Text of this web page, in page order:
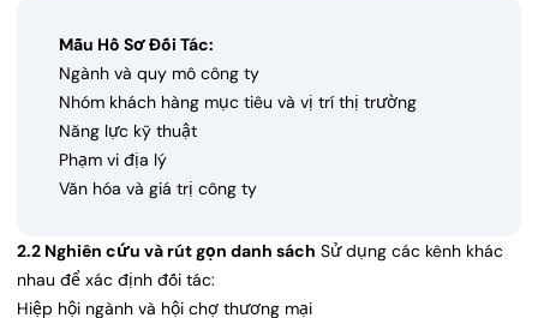
Mẫu Hồ Sơ Đối Tác:
Ngành và quy mô công ty
Nhóm khách hàng mục tiêu và vị trí thị trường
Năng lực kỹ thuật
Phạm vi địa lý
Văn hóa và giá trị công ty
2.2 Nghiên cứu và rút gọn danh sách Sử dụng các kênh khác
nhau để xác định đối tác:
Hiệp hội ngành và hội chợ thương mại